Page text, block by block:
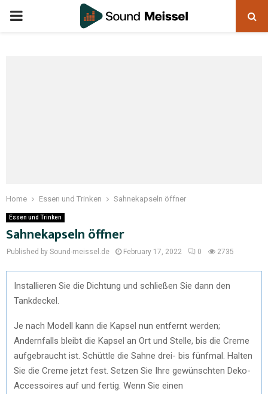
Home Essen und Trinken Sahnekapseln öffner
Essen und Trinken
Sahnekapseln öffner
Published by Sound-meissel.de February 17, 2022 0 2735
Installieren Sie die Dichtung und schließen Sie dann den
Tankdeckel.
Je nach Modell kann die Kapsel nun entfernt werden;
Andernfalls bleibt die Kapsel an Ort und Stelle, bis die Creme
aufgebraucht ist. Schüttle die Sahne drei- bis fünfmal. Halten
Sie die Creme jetzt fest. Setzen Sie Ihre gewünschten Deko-
Accessoires auf und fertig. Wenn Sie einen